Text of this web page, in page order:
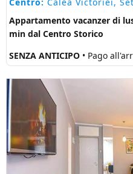
Centro: Calea Victoriei,
Appartamento vacanzer di
min dal Centro Storico
SENZA ANTICIPO • Pago